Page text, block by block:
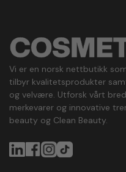
Vi er en norsk nettbutikk
tilbyr kvalitetsprodukter
og velvære. Utforsk vårt
merkevarer og innovative
beauty og Clean Beauty.